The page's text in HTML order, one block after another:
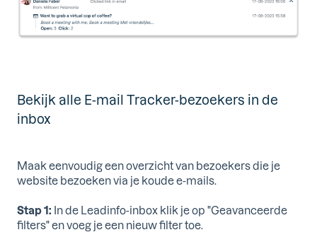
Bekijk alle E-mail Tracker-bezoekers in de
inbox
Maak eenvoudig een overzicht van bezoekers die je
website bezoeken via je koude e-mails.
Stap 1: In de Leadinfo-inbox klik je op "Geavanceerde
filters" en voeg je een nieuw filter toe.